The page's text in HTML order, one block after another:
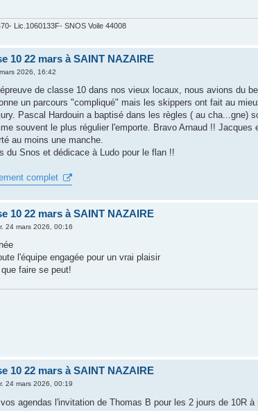
Lic.1060133F- SNOS Voile 44008
10 22 mars à SAINT NAZAIRE
2026, 16:42
de classe 10 dans nos vieux locaux, nous avions du
un parcours "compliqué" mais les skippers ont fait au
Pascal Hardouin a baptisé dans les règles ( au cha...gne)
souvent le plus régulier l'emporte. Bravo Arnaud !!
au moins une manche.
du Snos et dédicace à Ludo pour le flan !!
complet
10 22 mars à SAINT NAZAIRE
24 mars 2026, 00:16
l'équipe engagée pour un vrai plaisir
faire se peut!
10 22 mars à SAINT NAZAIRE
24 mars 2026, 00:19
agendas l'invitation de Thomas B pour les 2 jours de 10R